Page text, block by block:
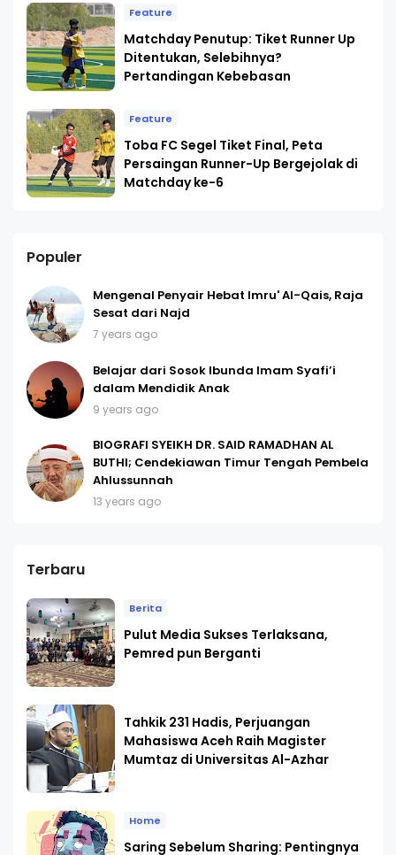
Feature
Matchday Penutup: Tiket Runner Up
Ditentukan, Selebihnya?
Pertandingan Kebebasan
Feature
Toba FC Segel Tiket Final, Peta
Persaingan Runner-Up Bergejolak di
Matchday ke-6
Populer
Mengenal Penyair Hebat Imru' Al-Qais, Raja
Sesat dari Najd
7 years ago
Belajar dari Sosok Ibunda Imam Syafi’i
dalam Mendidik Anak
9 years ago
BIOGRAFI SYEIKH DR. SAID RAMADHAN AL
BUTHI; Cendekiawan Timur Tengah Pembela
Ahlussunnah
13 years ago
Terbaru
Berita
Pulut Media Sukses Terlaksana,
Pemred pun Berganti
Tahkik 231 Hadis, Perjuangan
Mahasiswa Aceh Raih Magister
Mumtaz di Universitas Al-Azhar
Home
Saring Sebelum Sharing: Pentingnya